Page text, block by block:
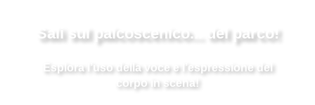
Sali sul palcoscenico... del parco!
Esplora l’uso della voce e l’espressione del
corpo in scena!